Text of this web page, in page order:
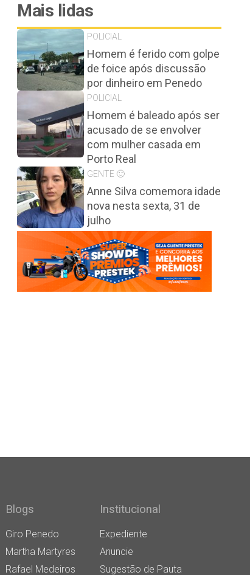
Mais lidas
POLICIAL
Homem é ferido com golpe
de foice após discussão
por dinheiro em Penedo
POLICIAL
Homem é baleado após ser
acusado de se envolver
com mulher casada em
Porto Real
GENTE 🙂
Anne Silva comemora idade
nova nesta sexta, 31 de
julho
Blogs
Giro Penedo
Martha Martyres
Rafael Medeiros
Institucional
Expediente
Anuncie
Sugestão de Pauta